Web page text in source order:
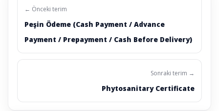
← Önceki terim
Peşin Ödeme (Cash Payment / Advance
Payment / Prepayment / Cash Before Delivery)
Sonraki terim →
Phytosanitary Certificate